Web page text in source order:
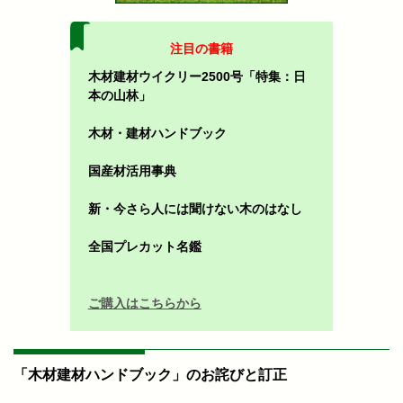
注目の書籍
木材建材ウイクリー2500号「特集：日
本の山林」
木材・建材ハンドブック
国産材活用事典
新・今さら人には聞けない木のはなし
全国プレカット名鑑
ご購入はこちらから
「木材建材ハンドブック」のお詫びと訂正